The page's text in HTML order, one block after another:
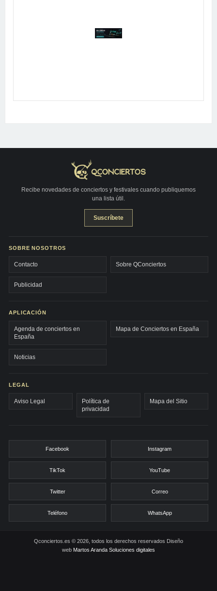
Publicidad
Recibe novedades de conciertos y festivales cuando publiquemos
una lista útil.
Suscríbete
SOBRE NOSOTROS
Contacto Sobre QConciertos
Publicidad
APLICACIÓN
Agenda de conciertos en
España
Mapa de Conciertos en España
Noticias
LEGAL
Aviso Legal
Política de
privacidad
Mapa del Sitio
Facebook Instagram
TikTok YouTube
Twitter Correo
Teléfono WhatsApp
Qconciertos.es © 2026, todos los derechos reservados Diseño
web Martos Aranda Soluciones digitales